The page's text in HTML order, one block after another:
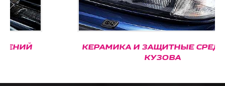
КЕРАМИКА И ЗАЩИТНЫЕ СРЕДСТВА
КУЗОВА